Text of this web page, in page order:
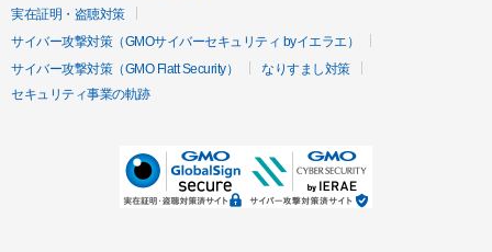
実在証明・盗聴対策
サイバー攻撃対策（GMOサイバーセキュリティ byイエラエ）
サイバー攻撃対策（GMO Flatt Security）
なりすまし対策
セキュリティ事業の軌跡